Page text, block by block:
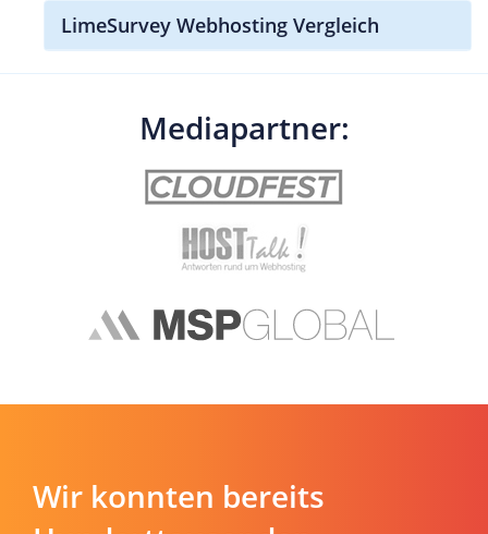
LimeSurvey Webhosting Vergleich
Mediapartner:
Wir konnten bereits